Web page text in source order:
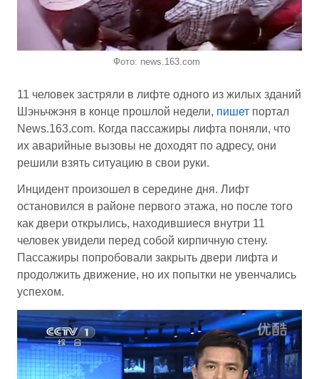
Фото: news.163.com
11 человек застряли в лифте одного из жилых зданий
Шэньчжэня в конце прошлой недели, пишет портал
News.163.com. Когда пассажиры лифта поняли, что
их аварийные вызовы не доходят по адресу, они
решили взять ситуацию в свои руки.
Инцидент произошел в середине дня. Лифт
остановился в районе первого этажа, но после того
как двери открылись, находившиеся внутри 11
человек увидели перед собой кирпичную стену.
Пассажиры попробовали закрыть двери лифта и
продолжить движение, но их попытки не увенчались
успехом.
Видеоплеер